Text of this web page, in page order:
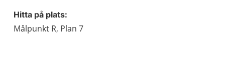
Hitta på plats:
Målpunkt R, Plan 7